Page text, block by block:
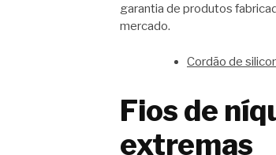
garantia de produtos
mercado.
Cordão de
Fios de
extremas